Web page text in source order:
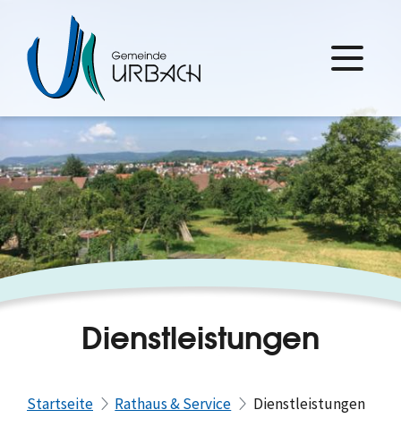
Dienstleistungen
Startseite Rathaus & Service Dienstleistungen